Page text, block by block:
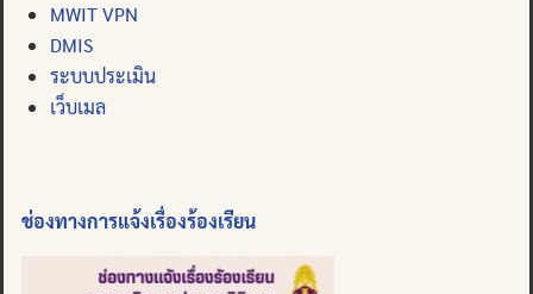
MWIT VPN
DMIS
ระบบประเมิน
เว็บเมล
ช่องทางการแจ้งเรื่องร้องเรียน